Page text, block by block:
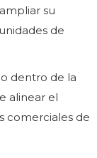
su
de
dentro de la
alinear el
comerciales de